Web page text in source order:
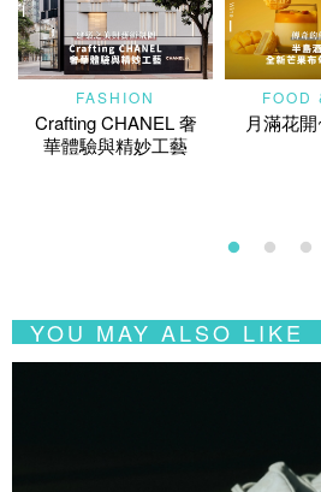
FASHION
Crafting CHANEL 奢
華體驗與精妙工藝
FOOD
月滿花
YOU MAY ALSO LIKE